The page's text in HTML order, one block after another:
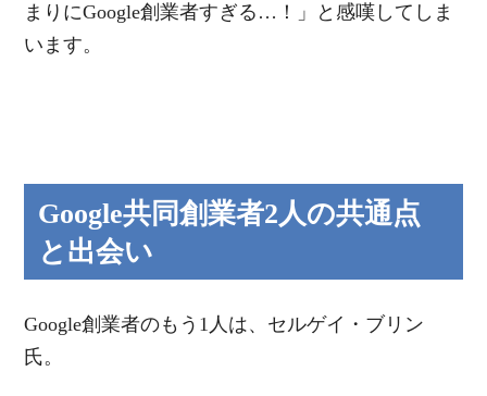
まりにGoogle創業者すぎる…！」と感嘆してしま
います。
Google共同創業者2人の共通点
と出会い
Google創業者のもう1人は、セルゲイ・ブリン
氏。